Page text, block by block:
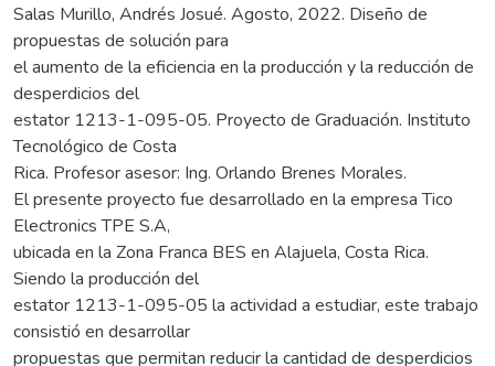
Salas Murillo, Andrés Josué. Agosto, 2022. Diseño de
propuestas de solución para
el aumento de la eficiencia en la producción y la reducción de
desperdicios del
estator 1213-1-095-05. Proyecto de Graduación. Instituto
Tecnológico de Costa
Rica. Profesor asesor: Ing. Orlando Brenes Morales.
El presente proyecto fue desarrollado en la empresa Tico
Electronics TPE S.A,
ubicada en la Zona Franca BES en Alajuela, Costa Rica.
Siendo la producción del
estator 1213-1-095-05 la actividad a estudiar, este trabajo
consistió en desarrollar
propuestas que permitan reducir la cantidad de desperdicios